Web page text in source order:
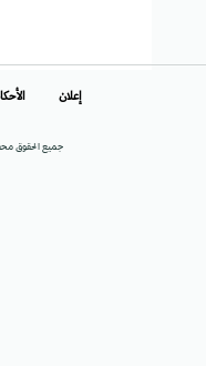
جميع الحقوق
إعلان